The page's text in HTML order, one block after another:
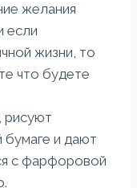
желания
если
жизни, то
что будете
рисуют
бумаге и дают
с фарфоровой